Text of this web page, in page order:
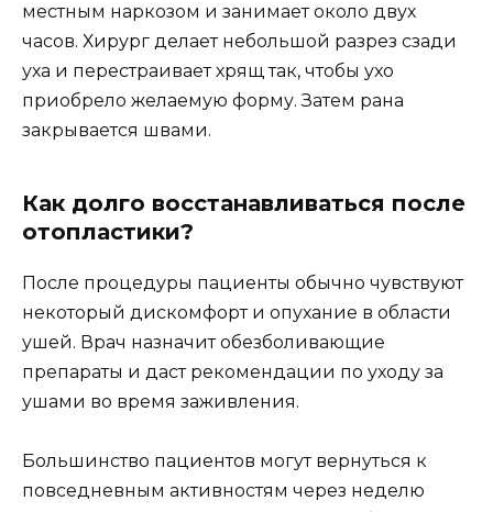
местным наркозом и занимает около двух
часов. Хирург делает небольшой разрез сзади
уха и перестраивает хрящ так, чтобы ухо
приобрело желаемую форму. Затем рана
закрывается швами.
Как долго восстанавливаться после
отопластики?
После процедуры пациенты обычно чувствуют
некоторый дискомфорт и опухание в области
ушей. Врач назначит обезболивающие
препараты и даст рекомендации по уходу за
ушами во время заживления.
Большинство пациентов могут вернуться к
повседневным активностям через неделю